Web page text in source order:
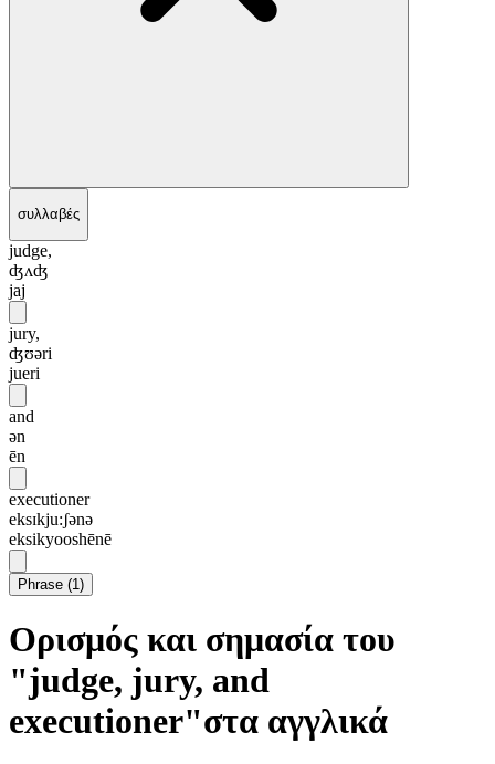
συλλαβές
judge,
ʤʌʤ
jaj
jury,
ʤʊəri
jueri
and
ən
ēn
executioner
eksɪkju:ʃənə
eksikyooshēnē
Phrase (1)
Ορισμός και σημασία του
"judge, jury, and
executioner"στα αγγλικά